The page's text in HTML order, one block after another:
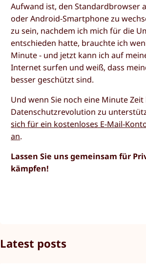
Aufwand ist, den Standardbrowser
oder Android-Smartphone zu
zu sein, nachdem ich mich für die
entschieden hatte, brauchte ich
Minute - und jetzt kann ich auf
Internet surfen und weiß, dass
besser geschützt sind.
Und wenn Sie noch eine Minute
Datenschutzrevolution zu
sich für ein kostenloses E-Mail-
an.
Lassen Sie uns gemeinsam für
kämpfen!
Latest posts